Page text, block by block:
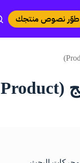
طوّر نصوص منتجك
كيفية تحسين تجربة العميل (CX) عبر تصميم المنتج (Product